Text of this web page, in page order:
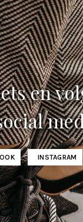
en
INSTAGRAM